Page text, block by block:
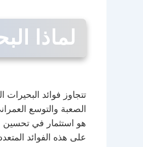
لماذا
تتجاوز فوائد
الصعبة والتوسع
هو استثمار في تحسين
على هذه الفوائد